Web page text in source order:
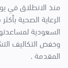
السعودية
وخفض التكاليف
المقدمة .